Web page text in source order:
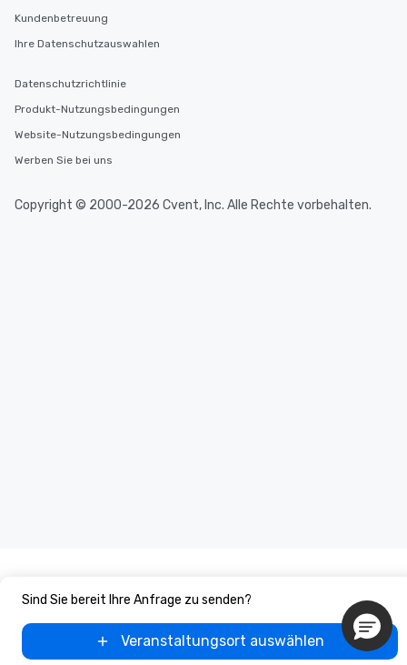
Sind Sie bereit Ihre Anfrage zu senden?
Veranstaltungsort auswählen
Kundenbetreuung
Ihre Datenschutzauswahlen
Datenschutzrichtlinie
Produkt-Nutzungsbedingungen
Website-Nutzungsbedingungen
Werben Sie bei uns
Copyright © 2000-2026 Cvent, Inc. Alle Rechte vorbehalten.